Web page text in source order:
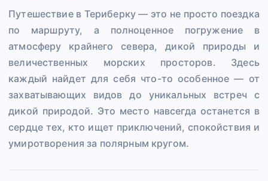
Путешествие в Териберку — это не просто поездка
по маршруту, а полноценное погружение в
атмосферу крайнего севера, дикой природы и
величественных морских просторов. Здесь
каждый найдет для себя что-то особенное — от
захватывающих видов до уникальных встреч с
дикой природой. Это место навсегда останется в
сердце тех, кто ищет приключений, спокойствия и
умиротворения за полярным кругом.